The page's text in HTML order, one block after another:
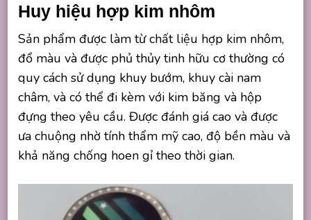
Huy hiệu hợp kim nhôm
Sản phẩm được làm từ chất liệu hợp kim nhôm,
đổ màu và được phủ thủy tinh hữu cơ thường có
quy cách sử dụng khuy bướm, khuy cài nam
châm, và có thể đi kèm với kim băng và hộp
đựng theo yêu cầu. Được đánh giá cao và được
ưa chuộng nhờ tính thẩm mỹ cao, độ bền màu và
khả năng chống hoen gỉ theo thời gian.